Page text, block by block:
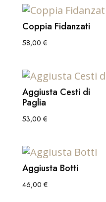
Coppia Fidanzati
58,00 €
Aggiusta Cesti di
Paglia
53,00 €
Aggiusta Botti
46,00 €